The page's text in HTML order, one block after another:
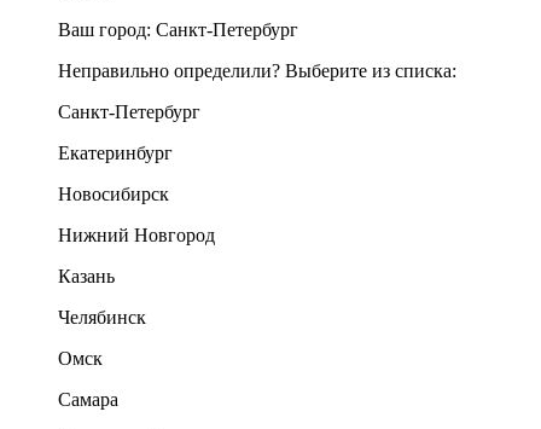
Ваш город: Санкт-Петербург
Неправильно определили? Выберите из списка:
Санкт-Петербург
Екатеринбург
Новосибирск
Нижний Новгород
Казань
Челябинск
Омск
Самара